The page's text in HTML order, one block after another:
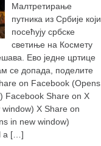
Малтретирање
путника из Србије који
посећују србске
светиње на Космету
Ево једне цртице
се допада, поделите
on Facebook (Opens
Facebook Share on X
X Share on
in new window)
a […]